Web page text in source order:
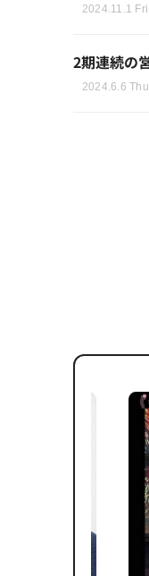
2024.11.1
2期連続の
2024.6.6